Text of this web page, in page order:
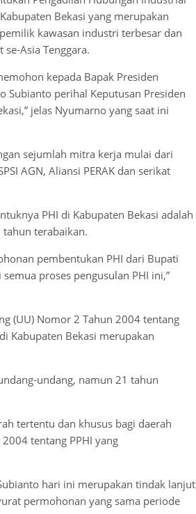
Bekasi yang merupakan
kawasan industri terbesar dan
se-Asia Tenggara.
kepada Bapak Presiden
Subianto perihal Keputusan Presiden
jelas Nyumarno yang saat ini
sejumlah mitra kerja mulai dari
AGN, Aliansi PERAK dan serikat
PHI di Kabupaten Bekasi adalah
tahun terabaikan.
pembentukan PHI dari Bupati
proses pengusulan PHI ini,”
(UU) Nomor 2 Tahun 2004 tentang
Kabupaten Bekasi merupakan
undang, namun 21 tahun
tertentu dan khusus bagi daerah
tentang PPHI yang
hari ini merupakan tindak lanjut
permohonan yang sama periode